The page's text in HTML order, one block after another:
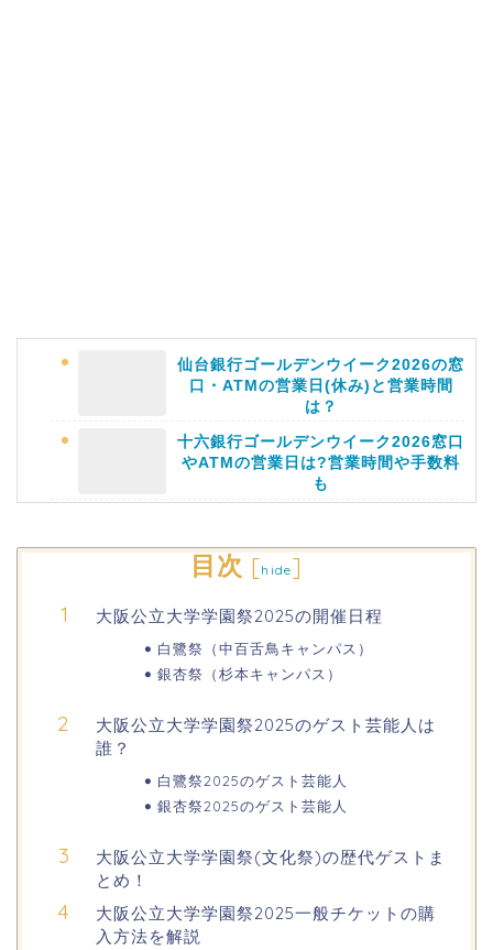
仙台銀行ゴールデンウイーク2026の窓
口・ATMの営業日(休み)と営業時間
は？
十六銀行ゴールデンウイーク2026窓口
やATMの営業日は?営業時間や手数料
も
静岡銀行ゴールデンウィーク2026の営
業日や休みは?ATM手数料も調査!
千葉銀行ゴールデンウィーク2026の
ATMの営業日(休み)まとめ!
海遊館GW(ゴールデンウィーク)の混
華蔵寺公園の桜(花祭り)2026の屋台
目次 [hide]
大阪公立大学学園祭2025の開催日程
白鷺祭（中百舌鳥キャンパス）
銀杏祭（杉本キャンパス）
大阪公立大学学園祭2025のゲスト芸能人は
誰？
白鷺祭2025のゲスト芸能人
銀杏祭2025のゲスト芸能人
大阪公立大学学園祭(文化祭)の歴代ゲストま
とめ！
大阪公立大学学園祭2025一般チケットの購
入方法を解説